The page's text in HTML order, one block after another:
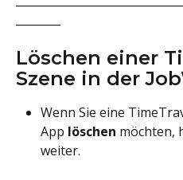
Löschen einer
Szene in der
Wenn Sie eine
App löschen möchten,
weiter.